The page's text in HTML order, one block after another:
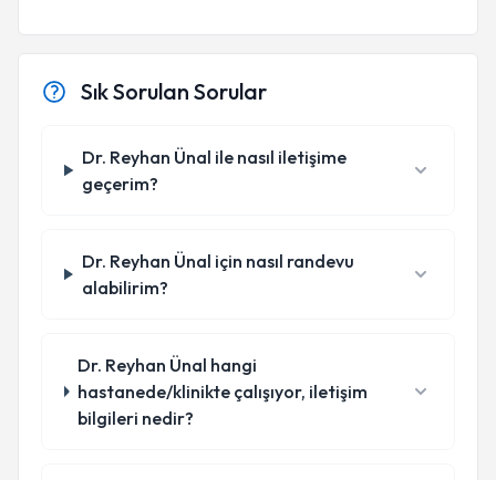
Sık Sorulan Sorular
Dr. Reyhan Ünal ile nasıl iletişime
geçerim?
Dr. Reyhan Ünal için nasıl randevu
alabilirim?
Dr. Reyhan Ünal hangi
hastanede/klinikte çalışıyor, iletişim
bilgileri nedir?